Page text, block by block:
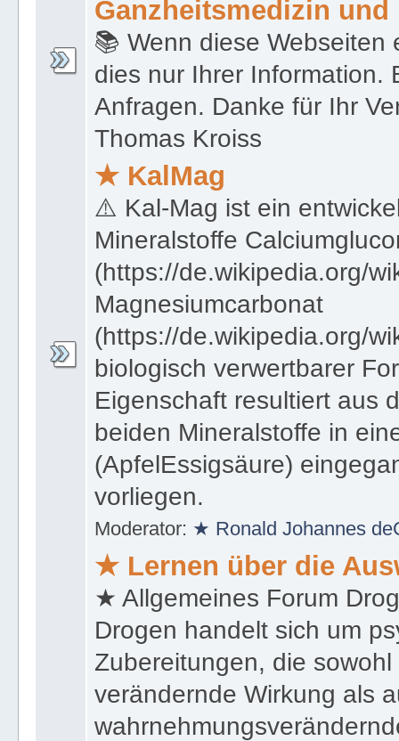
Ganzheitsmedizin
📚 Wenn diese
dies nur Ihrer Information.
Anfragen. Danke für Ihr
Thomas Kroiss
★ KalMag
⚠️ Kal-Mag ist ein
Mineralstoffe
(https://de.wikipedia.org/
Magnesiumcarbonat
(https://de.wikipedia.org/
biologisch verwertbarer
Eigenschaft resultiert aus
beiden Mineralstoffe in
(ApfelEssigsäure)
vorliegen.
Moderator: ★ Ronald Johannes
★ Lernen über die
★ Allgemeines Forum
Drogen handelt sich um
Zubereitungen, die
verändernde Wirkung als